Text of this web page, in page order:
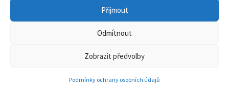
Přijmout
Odmítnout
Zobrazit předvolby
Podmínky ochrany osobních údajů
info@dojezdovakola.com